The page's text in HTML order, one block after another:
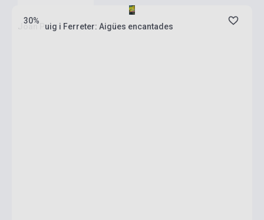
30%
Joan Puig i Ferreter: Aigües encantades